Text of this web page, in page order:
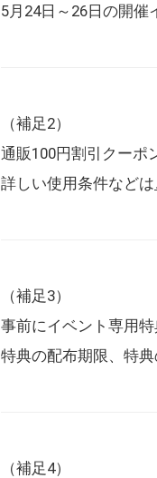
5月24日～26日の開催
（補足2）
通販100円割引クーポ
詳しい使用条件などは
（補足3）
事前にイベント専用
特典の配布期限、特
（補足4）